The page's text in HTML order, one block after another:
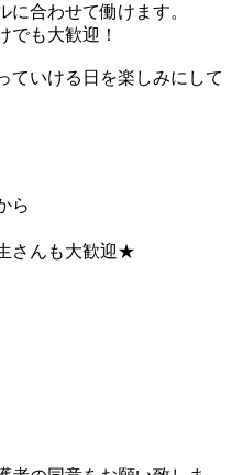
に合わせて働けます。
でも大歓迎！
ていける日を楽しみにして
ら
さんも大歓迎★